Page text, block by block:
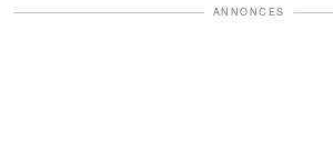
ANNONCES